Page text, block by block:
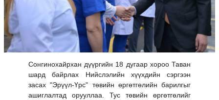
Сонгинохайрхан дүүргийн 18 дугаар хороо Таван
шард байрлах Нийслэлийн хүүхдийн сэргээн
засах "Эрүүл-Үрс" төвийн өргөтгөлийн барилгыг
ашиглалтад орууллаа. Тус төвийн өргөтгөлийг